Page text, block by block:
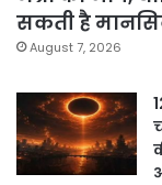
सकती है
August 7, 2026